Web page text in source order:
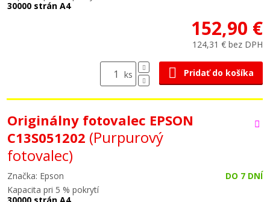
30000 strán A4
152,90 €
124,31 € bez DPH
ks Pridať do košíka
Originálny fotovalec EPSON
C13S051202 (Purpurový
fotovalec)
Značka: Epson
DO 7 DNÍ
Kapacita pri 5 % pokrytí